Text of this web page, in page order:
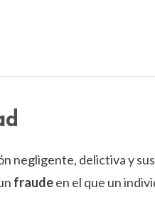
negligente, delictiva y
fraudeen el que un